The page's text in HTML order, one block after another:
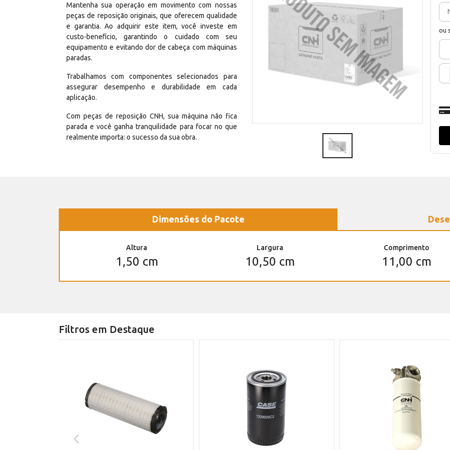
Mantenha sua operação em movimento com nossas
peças de reposição originais, que oferecem qualidade
e garantia. Ao adquirir este item, você investe em
custo-benefício, garantindo o cuidado com seu
equipamento e evitando dor de cabeça com máquinas
paradas.
Trabalhamos com componentes selecionados para
assegurar desempenho e durabilidade em cada
aplicação.
Com peças de reposição CNH, sua máquina não fica
parada e você ganha tranquilidade para focar no que
realmente importa: o sucesso da sua obra.
ou
Dimensões do Pacote
Altura
1,50 cm
Largura
10,50 cm
Comprimento
11,00 cm
Filtros em Destaque